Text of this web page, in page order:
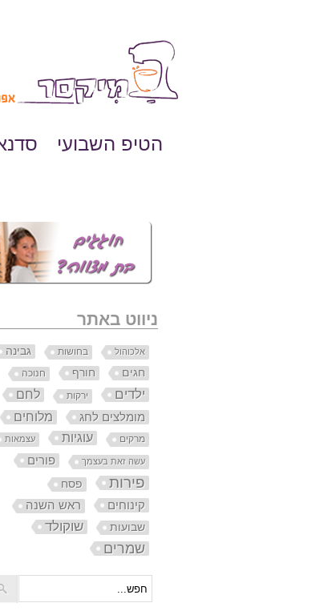
הטיפ השבועי
ניווט באתר
אלכוהול בחושות
גבינה
חגים
חורף חנוכה
ילדים ירקות לחם
מומלצים לחג מלוחים
מרקים עוגיות עצמאות
עשה זאת בעצמך פורים
פירות פסח
קינוחים
ראש השנה
שבועות
שוקולד
שמרים